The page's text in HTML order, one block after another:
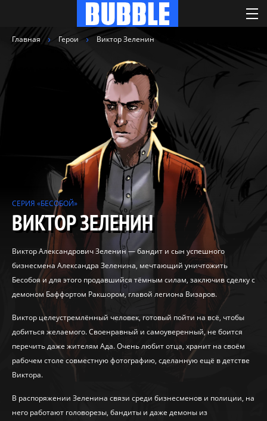
Главная Герои Виктор Зеленин
СЕРИЯ «БЕСОБОЙ»
ВИКТОР ЗЕЛЕНИН
Виктор Александрович Зеленин — бандит и сын успешного
бизнесмена Александра Зеленина, мечтающий уничтожить
Бесобоя и для этого продавшийся тёмным силам, заключив сделку с
демоном Баффортом Ракшором, главой легиона Визаров.
Виктор целеустремлённый человек, готовый пойти на всё, чтобы
добиться желаемого. Своенравный и самоуверенный, не боится
перечить даже жителям Ада. Очень любит отца, хранит на своём
рабочем столе совместную фотографию, сделанную ещё в детстве
Виктора.
В распоряжении Зеленина связи среди бизнесменов и полиции, на
него работают головорезы, бандиты и даже демоны из